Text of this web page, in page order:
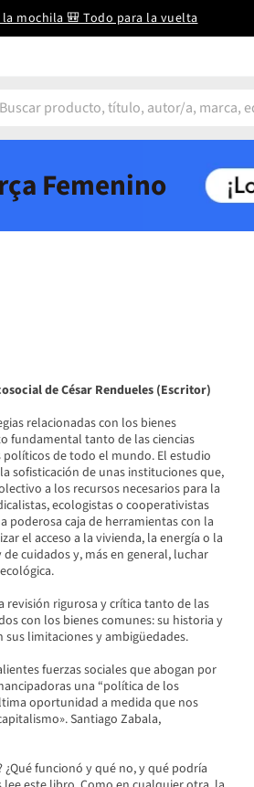
la mochila 🎒 Todo para la vuelta
Femenino
de César Rendueles (Escritor)
relacionadas con los bienes
fundamental tanto de las ciencias
de todo el mundo. El estudio
sofisticación de unas instituciones que,
a los recursos necesarios para la
ecologistas o cooperativistas
poderosa caja de herramientas con la
el acceso a la vivienda, la energía o la
cuidados y, más en general, luchar
revisión rigurosa y crítica tanto de las
con los bienes comunes: su historia y
limitaciones y ambigüedades.
fuerzas sociales que abogan por
una “política de los
oportunidad a medida que nos
Santiago Zabala,
¿Qué funcionó y qué no, y qué podría